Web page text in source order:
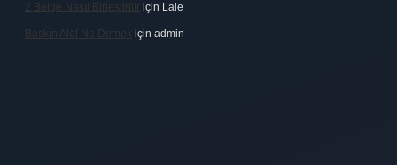
2 Belge Nasıl Birleştirilir için Lale
Baskın Alel Ne Demek için admin